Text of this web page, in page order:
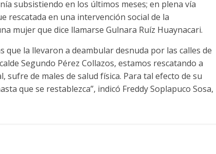
subsistiendo en los últimos meses; en plena vía
rescatada en una intervención social de la
mujer que dice llamarse Gulnara Ruíz Huaynacari.
que la llevaron a deambular desnuda por las calles de
Segundo Pérez Collazos, estamos rescatando a
de males de salud física. Para tal efecto de su
que se restablezca”, indicó Freddy Soplapuco Sosa,